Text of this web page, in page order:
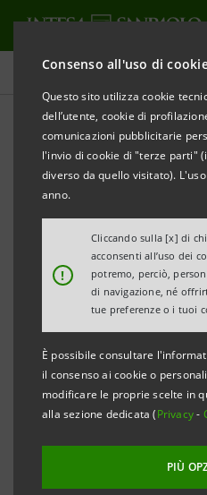
Consenso all'uso di
Questo sito utilizza cookie
dell’utente, cookie di
comunicazioni pubblicitarie
l'invio di cookie di "terze parti"
diverso da quello visitato).
anno.
!
Cliccando sulla [x] di
acconsenti all’uso dei
potremo, perciò,
di navigazione, né
tue preferenze o i tuoi
È possibile consultare
il consenso ai cookie o
modificare le proprie scelte in
alla sezione dedicata (Privacy-
PIÙ
Comunicati stampa
STAMPA AGGIORNA
Milano, 19 novembre 2002
Congiuntura Nord-Est
A cura del Servizio
di Ricerche per
Nord-est: più